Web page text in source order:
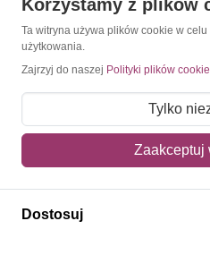
Zwroty i reklamacje
Newsletter
Moje konto
Moje zamówienia
Korzystamy z plików
Ta witryna używa plików cookie w
użytkowania.
Zajrzyj do naszej Polityki plików cookie
Tylko
Zaakceptuj
Dostosuj